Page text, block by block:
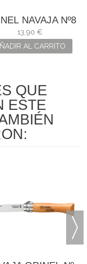
NAVAJA Nº8
13,90 €
AL CARRITO
QUE
ESTE